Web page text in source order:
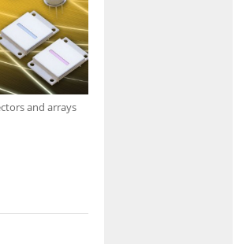
and arrays